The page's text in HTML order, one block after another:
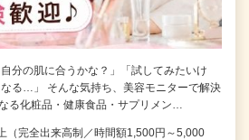
自分の肌に合うかな？」「試してみたいけ
る…」 そんな気持ち、美容モニターで解決
る化粧品・健康食品・サプリメン…
（完全出来高制／時間額1,500円～5,000